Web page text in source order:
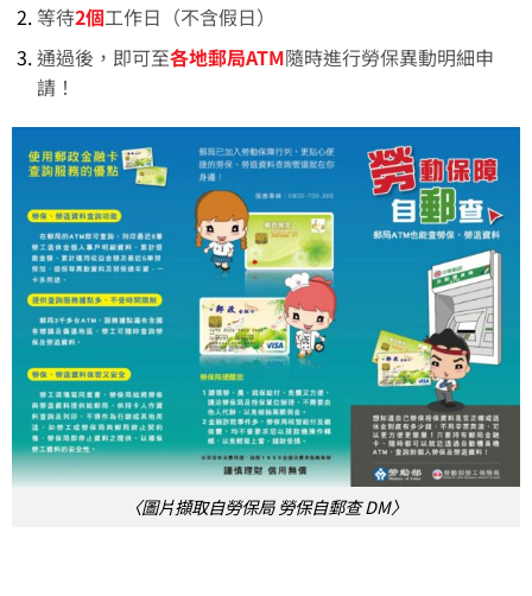
等待2個工作日（不含假日）
通過後，即可至各地郵局ATM隨時進行勞保異動明細申
請！
〈圖片擷取自勞保局 勞保自郵查 DM〉